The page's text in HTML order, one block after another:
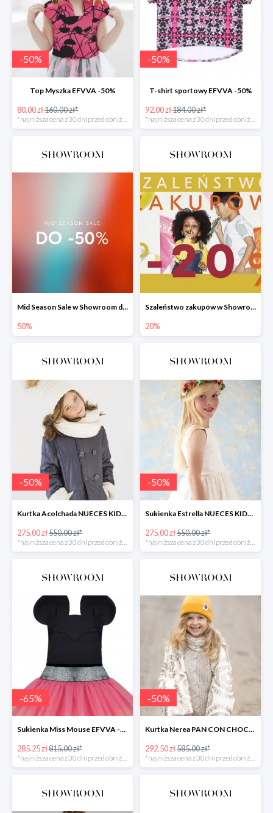
-50%
Top Myszka EFVVA -50%
80.00 zł160.00 zł*
*najniższa cena z 30 dni przed obniżką
-50%
T-shirt sportowy EFVVA -50%
92.00 zł184.00 zł*
*najniższa cena z 30 dni przed obniżką
Mid Season Sale w Showroom do -50%
50%
Szaleństwo zakupów w Showroom do -20%
20%
-50%
Kurtka Acolchada NUECES KIDS -50%
275.00 zł550.00 zł*
*najniższa cena z 30 dni przed obniżką
-50%
Sukienka Estrella NUECES KIDS -50%
275.00 zł550.00 zł*
*najniższa cena z 30 dni przed obniżką
-65%
Sukienka Miss Mouse EFVVA -65%
285.25 zł815.00 zł*
*najniższa cena z 30 dni przed obniżką
-50%
Kurtka Nerea PAN CON CHOCOLATE -50%
292.50 zł585.00 zł*
*najniższa cena z 30 dni przed obniżką